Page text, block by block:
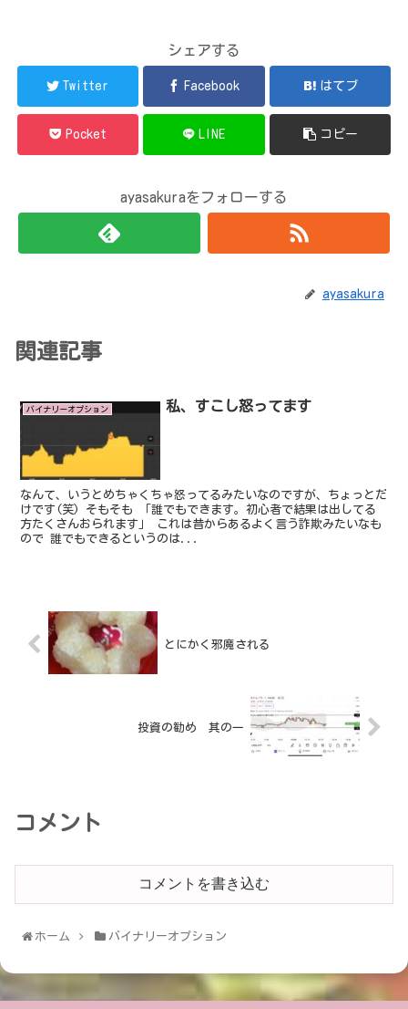
シェアする
Twitter Facebook はてブ
Pocket LINE コピー
ayasakuraをフォローする
ayasakura
関連記事
バイナリーオプション 私、すこし怒ってます
なんて、いうとめちゃくちゃ怒ってるみたいなのですが、ちょっとだ
けです(笑) そもそも 「誰でもできます。初心者で結果は出してる
方たくさんおられます」 これは昔からあるよく言う詐欺みたいなも
ので 誰でもできるというのは...
とにかく邪魔される
投資の勧め 其の一
コメント
コメントを書き込む
ホーム バイナリーオプション